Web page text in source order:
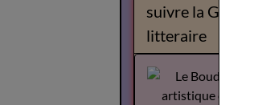
suivre la Gazette
litteraire